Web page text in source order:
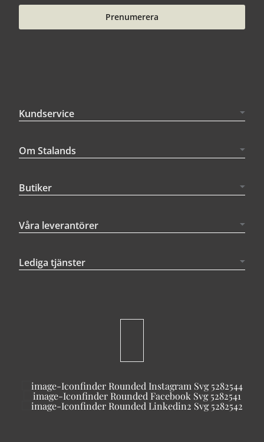
Prenumerera
Kundservice
Om Stalands
Butiker
Våra leverantörer
Lediga tjänster